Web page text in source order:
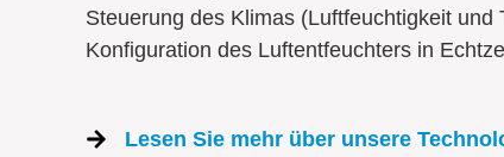
Steuerung des Klimas (Luftfeuchtigkeit und
Konfiguration des Luftentfeuchters in
Lesen Sie mehr über unsere